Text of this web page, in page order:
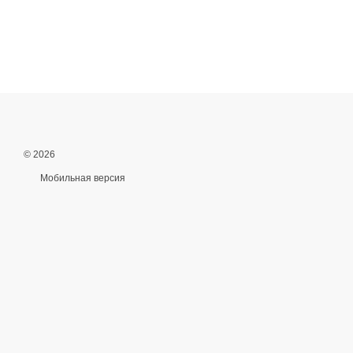
© 2026
Мобильная версия